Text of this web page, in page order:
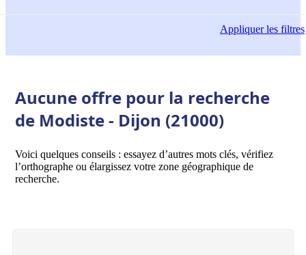
Appliquerles filtres
Aucune offre pour la recherche
de Modiste - Dijon (21000)
Voici quelques conseils : essayez d’autres mots clés, vérifiez
l’orthographe ou élargissez votre zone géographique de
recherche.